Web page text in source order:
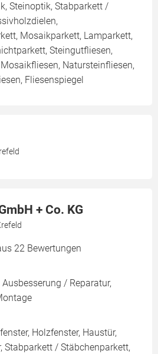
Steinoptik, Stabparkett /
Mosaikparkett, Lamparkett,
Steingutfliesen,
Natursteinfliesen,
Fliesenspiegel
+ Co. KG
22 Bewertungen
/ Reparatur,
Holzfenster, Haustür,
Stabparkett / Stäbchenparkett,